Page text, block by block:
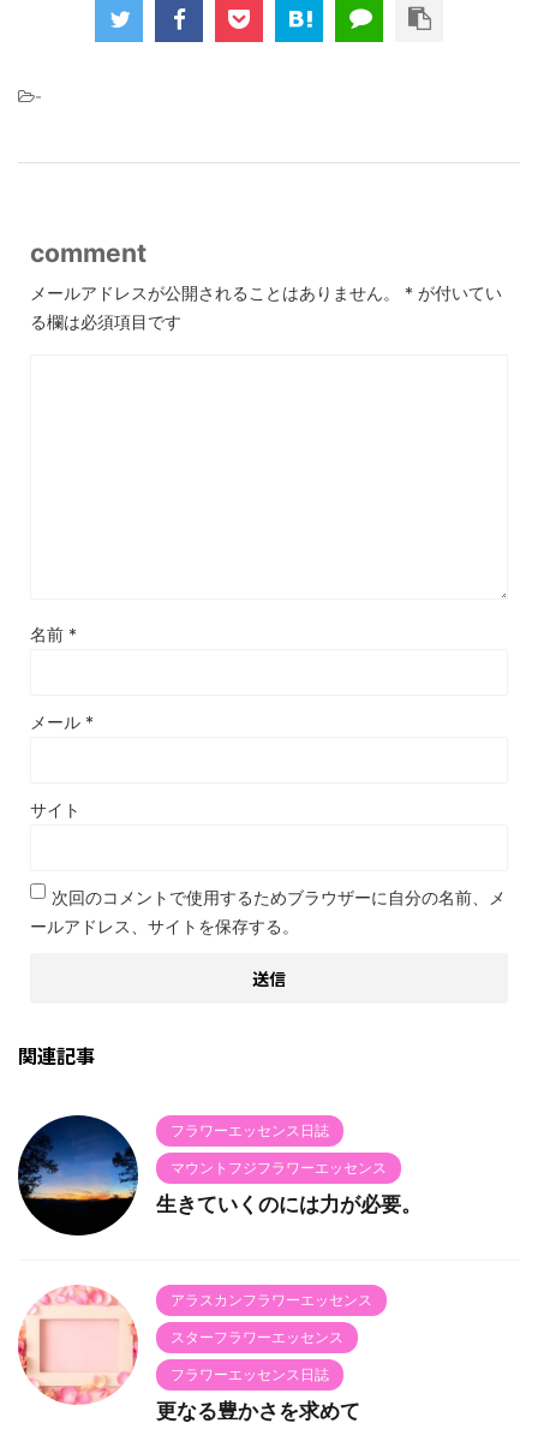
-
comment
メールアドレスが公開されることはありません。 * が付いてい
る欄は必須項目です
名前 *
メール *
サイト
次回のコメントで使用するためブラウザーに自分の名前、メ
ールアドレス、サイトを保存する。
関連記事
フラワーエッセンス日誌
マウントフジフラワーエッセンス
生きていくのには力が必要。
アラスカンフラワーエッセンス
スターフラワーエッセンス
フラワーエッセンス日誌
更なる豊かさを求めて